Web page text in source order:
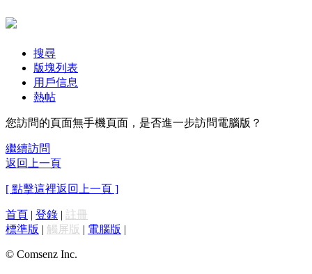
搜尋
版塊列表
用戶信息
熱帖
您訪問的頁面無手機頁面，是否進一步訪問電腦版？
繼續訪問
返回上一頁
[ 點擊這裡返回上一頁 ]
首頁 | 登錄 | 註冊
標準版 | 觸屏版 | 電腦版 |
© Comsenz Inc.